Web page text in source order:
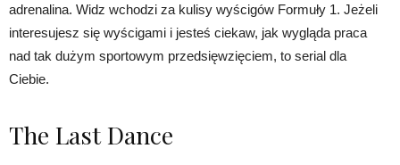
adrenalina. Widz wchodzi za kulisy wyścigów Formuły 1. Jeżeli
interesujesz się wyścigami i jesteś ciekaw, jak wygląda praca
nad tak dużym sportowym przedsięwzięciem, to serial dla
Ciebie.
The Last Dance